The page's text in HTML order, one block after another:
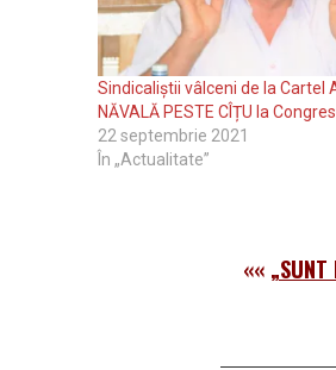
Sindicaliștii vâlceni de la Cartel
NĂVALĂ PESTE CÎȚU la
22 septembrie 2021
În „Actualitate”
«« „SUNT